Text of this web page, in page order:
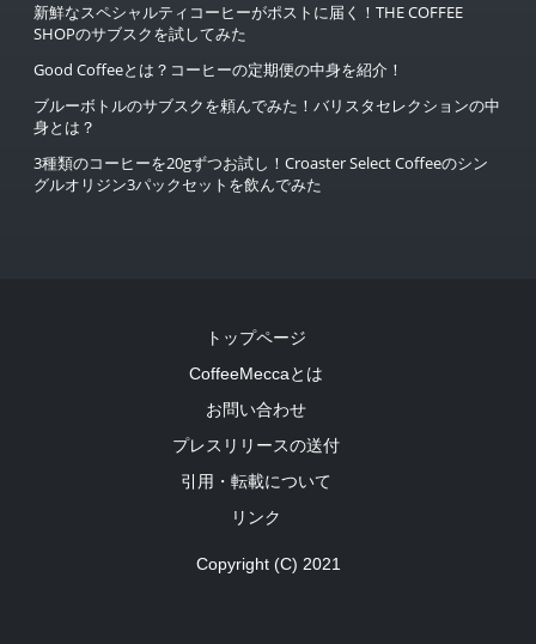
新鮮なスペシャルティコーヒーがポストに届く！THE COFFEE
SHOPのサブスクを試してみた
Good Coffeeとは？コーヒーの定期便の中身を紹介！
ブルーボトルのサブスクを頼んでみた！バリスタセレクションの中
身とは？
3種類のコーヒーを20gずつお試し！Croaster Select Coffeeのシン
グルオリジン3パックセットを飲んでみた
トップページ
CoffeeMeccaとは
お問い合わせ
プレスリリースの送付
引用・転載について
リンク
Copyright (C) 2021